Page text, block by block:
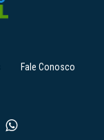
Fale Conosco